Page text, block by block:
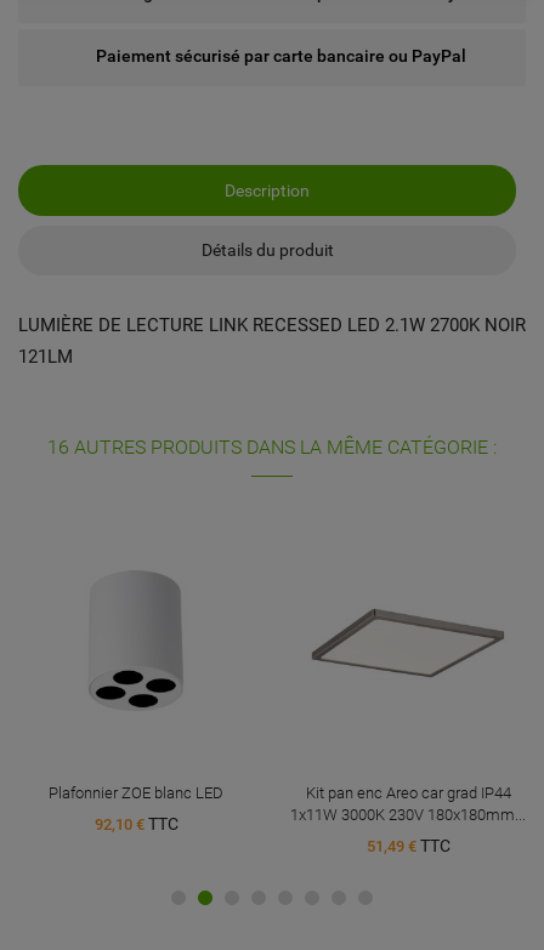
Paiement sécurisé par carte bancaire ou PayPal
Description
Détails du produit
LUMIÈRE DE LECTURE LINK RECESSED LED 2.1W 2700K NOIR
121LM
16 AUTRES PRODUITS DANS LA MÊME CATÉGORIE :
Plafonnier ZOE blanc LED
92,10 € TTC
Kit pan enc Areo car grad IP44
1x11W 3000K 230V 180x180mm...
51,49 € TTC